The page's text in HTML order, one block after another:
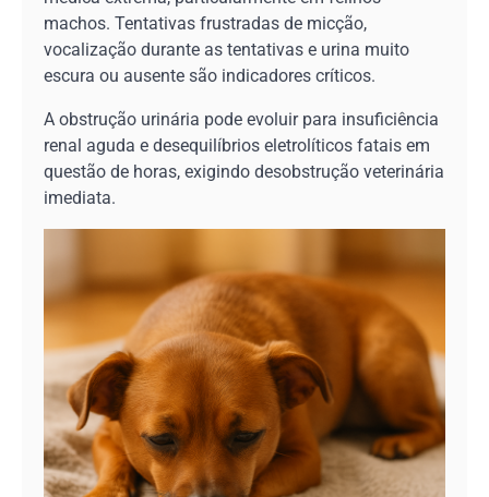
machos. Tentativas frustradas de micção,
vocalização durante as tentativas e urina muito
escura ou ausente são indicadores críticos.
A obstrução urinária pode evoluir para insuficiência
renal aguda e desequilíbrios eletrolíticos fatais em
questão de horas, exigindo desobstrução veterinária
imediata.